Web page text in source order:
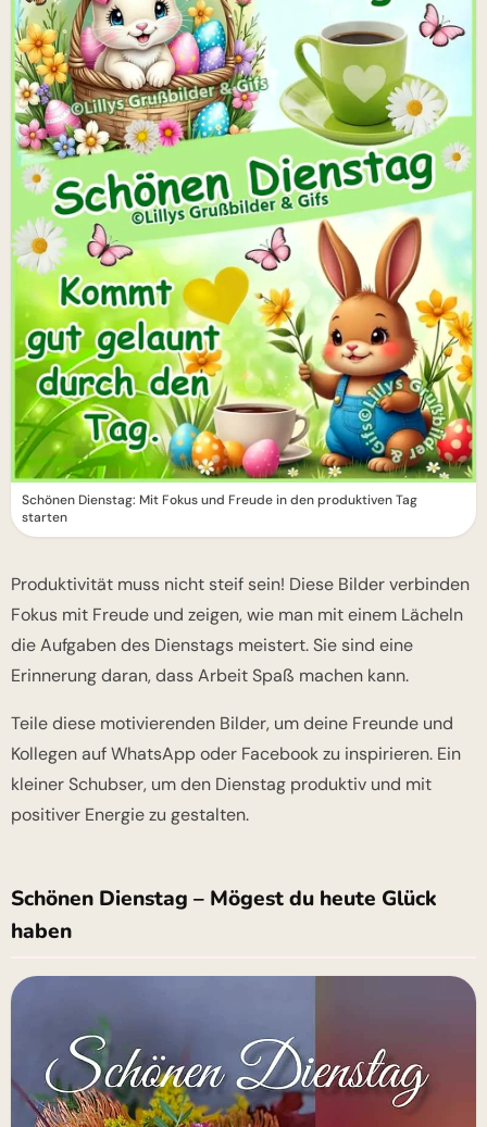
Schönen Dienstag: Mit Fokus und Freude in den produktiven Tag
starten
Produktivität muss nicht steif sein! Diese Bilder verbinden
Fokus mit Freude und zeigen, wie man mit einem Lächeln
die Aufgaben des Dienstags meistert. Sie sind eine
Erinnerung daran, dass Arbeit Spaß machen kann.
Teile diese motivierenden Bilder, um deine Freunde und
Kollegen auf WhatsApp oder Facebook zu inspirieren. Ein
kleiner Schubser, um den Dienstag produktiv und mit
positiver Energie zu gestalten.
Schönen Dienstag – Mögest du heute Glück
haben